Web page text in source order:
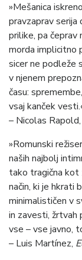
»Mešanica
pravzaprav
prilike, pa čeprav
morda implicitno
sicer ne podleže
v njenem
času:
vsaj kanček
– Nicolas Rapold,
»Romunski
naših najbolj
tako tragična kot
način, ki je hkrati
minimalističen v
in zavesti, žrtvah
vse – vse javno,
– Luis Martínez,